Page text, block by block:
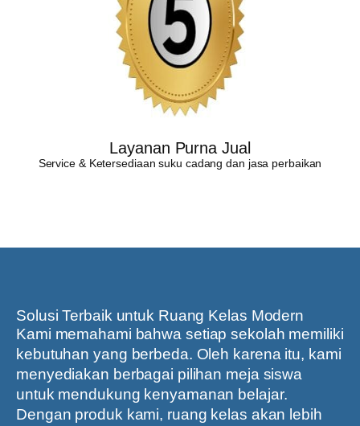
Layanan Purna Jual
Service & Ketersediaan suku cadang dan jasa perbaikan
Solusi Terbaik untuk Ruang Kelas Modern
Kami memahami bahwa setiap sekolah memiliki
kebutuhan yang berbeda. Oleh karena itu, kami
menyediakan berbagai pilihan meja siswa
untuk mendukung kenyamanan belajar.
Dengan produk kami, ruang kelas akan lebih